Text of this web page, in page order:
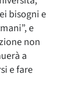
bisogni e
e
non
a
e fare